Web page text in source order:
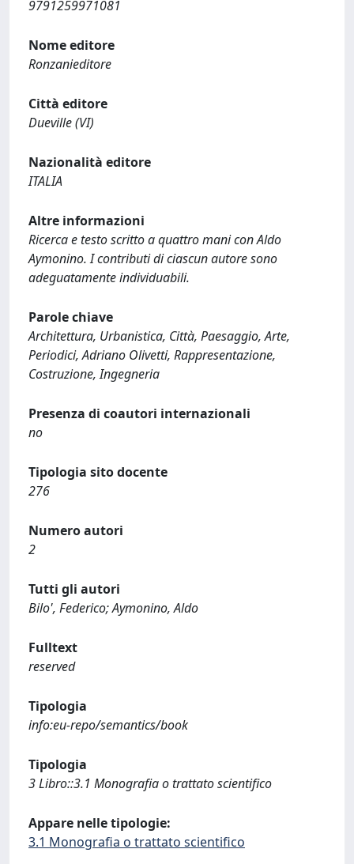
9791259971081
Nome editore
Ronzanieditore
Città editore
Dueville (VI)
Nazionalità editore
ITALIA
Altre informazioni
Ricerca e testo scritto a quattro mani con Aldo
Aymonino. I contributi di ciascun autore sono
adeguatamente individuabili.
Parole chiave
Architettura, Urbanistica, Città, Paesaggio, Arte,
Periodici, Adriano Olivetti, Rappresentazione,
Costruzione, Ingegneria
Presenza di coautori internazionali
no
Tipologia sito docente
276
Numero autori
2
Tutti gli autori
Bilo', Federico; Aymonino, Aldo
Fulltext
reserved
Tipologia
info:eu-repo/semantics/book
Tipologia
3 Libro::3.1 Monografia o trattato scientifico
Appare nelle tipologie:
3.1 Monografia o trattato scientifico